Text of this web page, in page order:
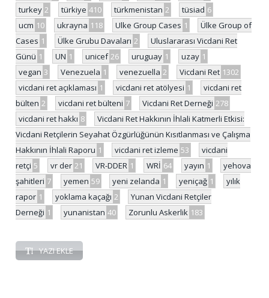
turkey 2 türkiye 410 türkmenistan 2 tüsiad 6
ucm 10 ukrayna 118 Ulke Group Cases 1
Ülke Group of
Cases 1 Ülke Grubu Davaları 2
Uluslararası Vicdani Ret
Günü 1 UN 1 unicef 26 uruguay 1 uzay 1
vegan 3 Venezuela 1 venezuella 2 Vicdani Ret 1302
vicdani ret açıklaması 1 vicdani ret atölyesi 1
vicdani ret
bülten 2 vicdani ret bülteni 7 Vicdani Ret Derneği 278
vicdani ret hakkı 8
Vicdani Ret Hakkının İhlali Katmerli Etkisi:
Vicdani Retçilerin Seyahat Özgürlüğünün Kısıtlanması ve Çalışma
Hakkının İhlali Raporu 1 vicdani ret izleme 53
vicdani
retçi 5 vr der 21 VR-DDER 1 WRİ 64 yayın 1
yehova
şahitleri 7 yemen 59 yeni zelanda 1 yeniçağ 1
yılık
rapor 1 yoklama kaçağı 2
Yunan Vicdani Retçiler
Derneği 1 yunanistan 40 Zorunlu Askerlik 183
YAZI EKLE